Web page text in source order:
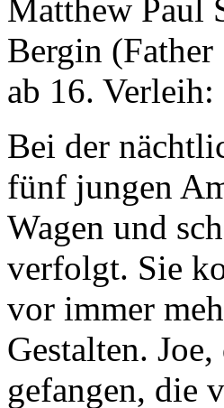
Matthew Paul
Bergin
ab 16.
Bei der
fünf jungen
Wagen und
verfolgt. Sie
vor immer
Gestalten.
gefangen, die